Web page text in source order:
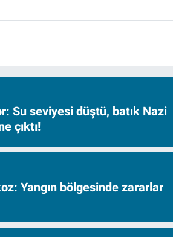
Su seviyesi düştü, batık Nazi
çıktı!
Yangın bölgesinde zararlar